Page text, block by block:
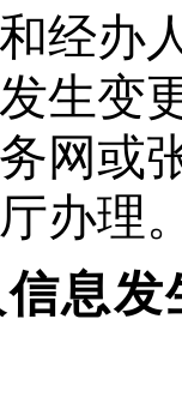
经办
生变
网或
办理
息